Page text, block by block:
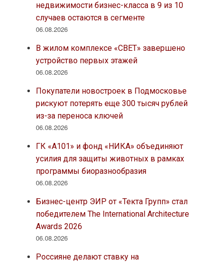
недвижимости бизнес-класса в 9 из 10
случаев остаются в сегменте
06.08.2026
В жилом комплексе «СВЕТ» завершено
устройство первых этажей
06.08.2026
Покупатели новостроек в Подмосковье
рискуют потерять еще 300 тысяч рублей
из-за переноса ключей
06.08.2026
ГК «А101» и фонд «НИКА» объединяют
усилия для защиты животных в рамках
программы биоразнообразия
06.08.2026
Бизнес-центр ЭИР от «Текта Групп» стал
победителем The International Architecture
Awards 2026
06.08.2026
Россияне делают ставку на